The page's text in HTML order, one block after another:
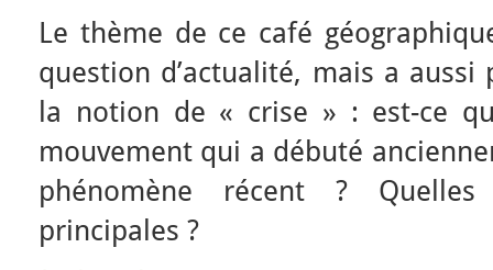
Le thème de ce café
question d’actualité, mais a
la notion de « crise » : est-ce
mouvement qui a débuté
phénomène récent ?
principales ?